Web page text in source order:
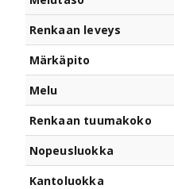
Renkaan leveys
Märkäpito
Melu
Renkaan tuumakoko
Nopeusluokka
Kantoluokka